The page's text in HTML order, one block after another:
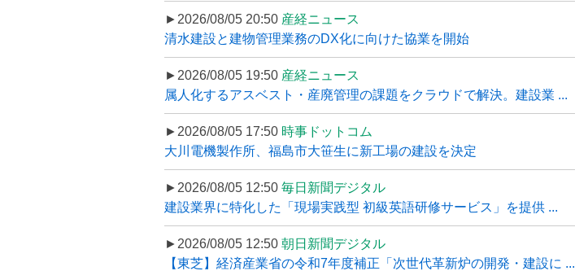
►2026/08/05 20:50 産経ニュース
清水建設と建物管理業務のDX化に向けた協業を開始
►2026/08/05 19:50 産経ニュース
属人化するアスベスト・産廃管理の課題をクラウドで解決。建設業 ...
►2026/08/05 17:50 時事ドットコム
大川電機製作所、福島市大笹生に新工場の建設を決定
►2026/08/05 12:50 毎日新聞デジタル
建設業界に特化した「現場実践型 初級英語研修サービス」を提供 ...
►2026/08/05 12:50 朝日新聞デジタル
【東芝】経済産業省の令和7年度補正「次世代革新炉の開発・建設に ...